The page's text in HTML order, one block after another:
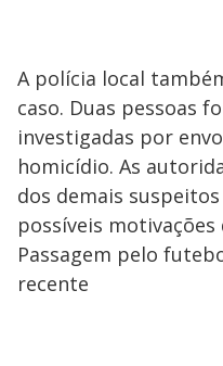
A polícia local
caso. Duas pessoas
investigadas por
homicídio. As
dos demais
possíveis motivações
Passagem pelo
recente